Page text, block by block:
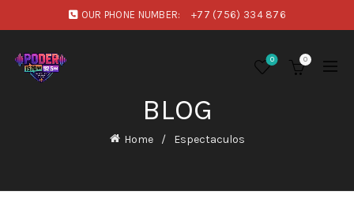
OUR PHONE NUMBER: +77 (756) 334 876
0 0
BLOG
Home Espectaculos